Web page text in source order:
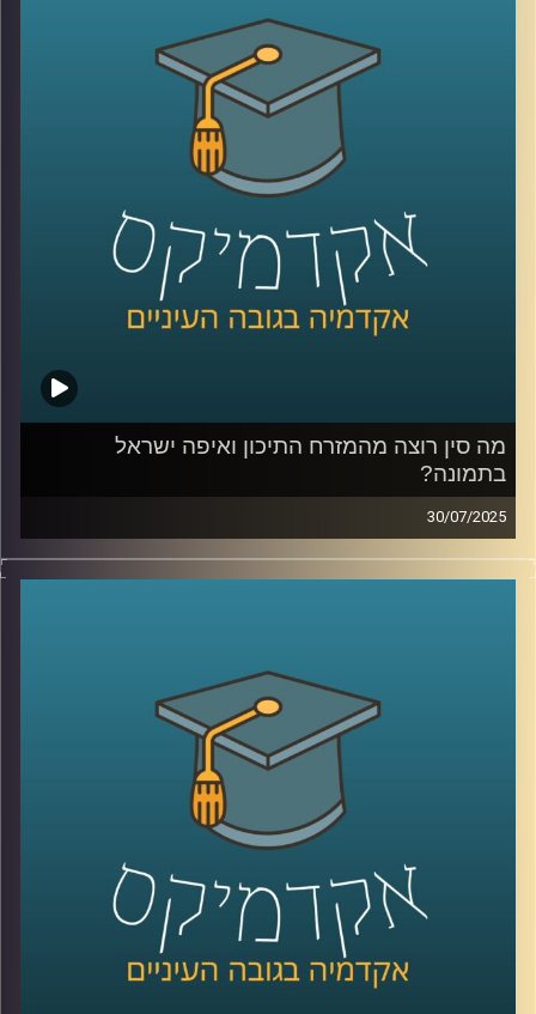
בפרק הזה של “אקדמיקס” אני משוחחת עם ד”ר ערגה אטד,
מרצה וחוקרת בעיצוב התנהגות ושכנוע באוניברסיטת רייכמן
נדבר על מה שלא תמיד רואים: הקרב על התודעה.
איך מספרים סיפור בזמן מלחמה? מה ההבדל בין הסברה
ממשלתית לאזרחית? איך פסיכולוגיה ובינה מלאכותית נכנסים
לתוך שדה הקרב הדיגיטלי? ומה התפקיד של ערוצים כמו
אל-ג’זירה בעיצוב דעת הקהל?
קרדיט תמונות:AudioVersity
מה סין רוצה מהמזרח התיכון ואיפה ישראל
בתמונה?
30/07/2025
בזמן שבישראל עוד מתלבטים איך ייראה “היום שאחרי” בעזה,
סין כבר פועלת: מתווכת, מגשרת, ולפעמים גם מחליטה. היא
בפרק הזה של אקדמיקס, זכיתי לארח את ד”ר גדליה אפטרמן,
ראש תכניות ישראל–אסיה במכון אבא אבן לדיפלומטיה,
דיפלומט לשעבר בבייג’ינג וד”ר לפילוסופיה שיעזור לנו לנסות
ולהבין מה סין רוצה מאיתנו? מה החזון שלה למזרח התיכון?
למה היא מגיבה בעמימות כשהחמאס תוקף ואיך ישראל יכולה
(אם בכלל) להשפיע על היחסים איתה
קרדיט תמונות:AudioVersity